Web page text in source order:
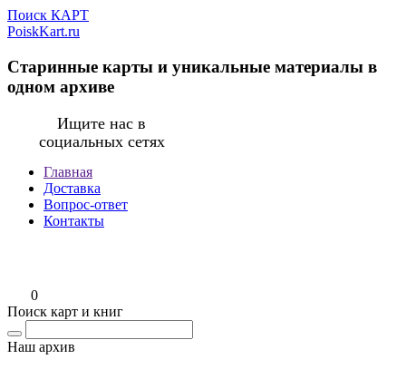
Поиск КАРТ
PoiskKart.ru
Старинные карты и уникальные материалы в
одном архиве
Ищите нас в
социальных сетях
Главная
Доставка
Вопрос-ответ
Контакты
0
Поиск карт и книг
Наш архив